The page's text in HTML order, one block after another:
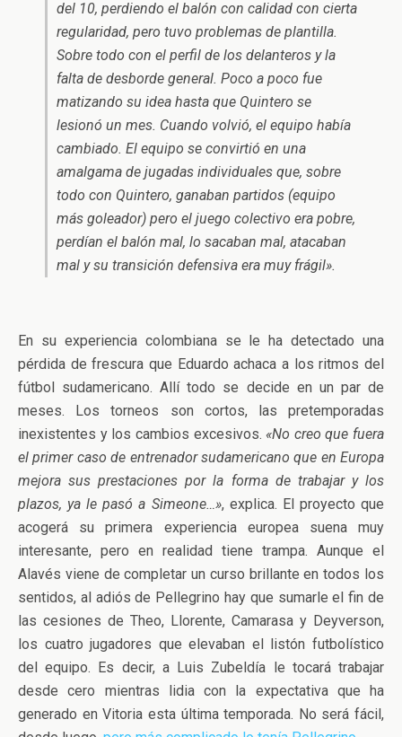
del 10, perdiendo el balón con calidad con cierta
regularidad, pero tuvo problemas de plantilla.
Sobre todo con el perfil de los delanteros y la
falta de desborde general. Poco a poco fue
matizando su idea hasta que Quintero se
lesionó un mes. Cuando volvió, el equipo había
cambiado. El equipo se convirtió en una
amalgama de jugadas individuales que, sobre
todo con Quintero, ganaban partidos (equipo
más goleador) pero el juego colectivo era pobre,
perdían el balón mal, lo sacaban mal, atacaban
mal y su transición defensiva era muy frágil».
En su experiencia colombiana se le ha detectado una
pérdida de frescura que Eduardo achaca a los ritmos del
fútbol sudamericano. Allí todo se decide en un par de
meses. Los torneos son cortos, las pretemporadas
inexistentes y los cambios excesivos. «No creo que fuera
el primer caso de entrenador sudamericano que en Europa
mejora sus prestaciones por la forma de trabajar y los
plazos, ya le pasó a Simeone…», explica. El proyecto que
acogerá su primera experiencia europea suena muy
interesante, pero en realidad tiene trampa. Aunque el
Alavés viene de completar un curso brillante en todos los
sentidos, al adiós de Pellegrino hay que sumarle el fin de
las cesiones de Theo, Llorente, Camarasa y Deyverson,
los cuatro jugadores que elevaban el listón futbolístico
del equipo. Es decir, a Luis Zubeldía le tocará trabajar
desde cero mientras lidia con la expectativa que ha
generado en Vitoria esta última temporada. No será fácil,